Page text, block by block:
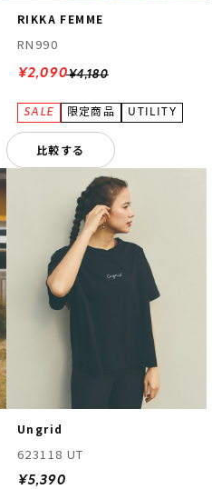
RIKKA FEMME
RN990
¥4,180
¥2,090
比較する
Ungrid
623118 UT
¥5,390